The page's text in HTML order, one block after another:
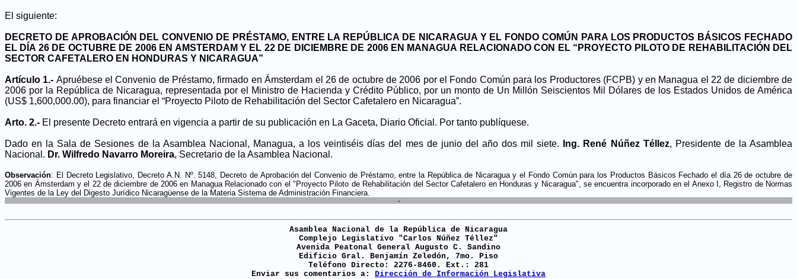
El siguiente:
DECRETO DE APROBACIÓN DEL CONVENIO DE PRÉSTAMO, ENTRE LA REPÚBLICA DE NICARAGUA Y EL FONDO COMÚN PARA LOS PRODUCTOS BÁSICOS FECHADO
EL DÍA 26 DE OCTUBRE DE 2006 EN AMSTERDAM Y EL 22 DE DICIEMBRE DE 2006 EN MANAGUA RELACIONADO CON EL “PROYECTO PILOTO DE REHABILITACIÓN DEL
SECTOR CAFETALERO EN HONDURAS Y NICARAGUA”
Artículo 1.- Apruébese el Convenio de Préstamo, firmado en Ámsterdam el 26 de octubre de 2006 por el Fondo Común para los Productores (FCPB) y en Managua el 22 de diciembre de
2006 por la República de Nicaragua, representada por el Ministro de Hacienda y Crédito Público, por un monto de Un Millón Seiscientos Mil Dólares de los Estados Unidos de América
(US$ 1,600,000.00), para financiar el “Proyecto Piloto de Rehabilitación del Sector Cafetalero en Nicaragua”.
Arto. 2.- El presente Decreto entrará en vigencia a partir de su publicación en La Gaceta, Diario Oficial. Por tanto publíquese.
Dado en la Sala de Sesiones de la Asamblea Nacional, Managua, a los veintiséis días del mes de junio del año dos mil siete. Ing. René Núñez Téllez, Presidente de la Asamblea
Nacional. Dr. Wilfredo Navarro Moreira, Secretario de la Asamblea Nacional.
Observación: El Decreto Legislativo, Decreto A.N. Nº. 5148, Decreto de Aprobación del Convenio de Préstamo, entre la República de Nicaragua y el Fondo Común para los Productos Básicos Fechado el día 26 de octubre de
2006 en Ámsterdam y el 22 de diciembre de 2006 en Managua Relacionado con el "Proyecto Piloto de Rehabilitación del Sector Cafetalero en Honduras y Nicaragua", se encuentra incorporado en el Anexo I, Registro de Normas
Vigentes de la Ley del Digesto Jurídico Nicaragüense de la Materia Sistema de Administración Financiera.
-
Asamblea Nacional de la República de Nicaragua
Complejo Legislativo "Carlos Núñez Téllez"
Avenida Peatonal General Augusto C. Sandino
Edificio Gral. Benjamín Zeledón, 7mo. Piso
Teléfono Directo: 2276-8460. Ext.: 281
Enviar sus comentarios a: Dirección de Información Legislativa